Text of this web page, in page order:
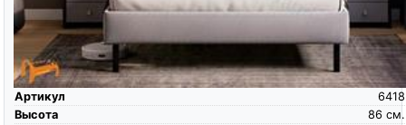
Артикул
6418
Высота
см.
86